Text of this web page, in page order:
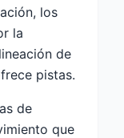
los
la
de
pistas.
de
que